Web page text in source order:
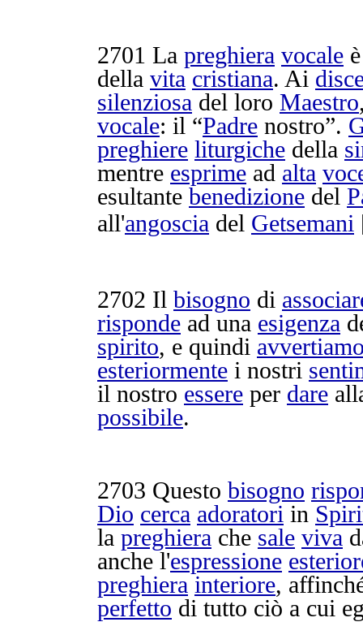
2701 La preghiera vocale
della vita cristiana. Ai
silenziosa del loro Maestro
vocale: il “Padre nostro”.
preghiere liturgiche della
mentre esprime ad alta
esultante benedizione del
all'angoscia del Getsemani
2702 Il bisogno di
risponde ad una esigenza
spirito, e quindi
esteriormente i nostri
il nostro essere per dare
possibile.
2703 Questo bisogno
Dio cerca adoratori in
la preghiera che sale viva
anche l'espressione
preghiera interiore,
perfetto di tutto ciò a cui